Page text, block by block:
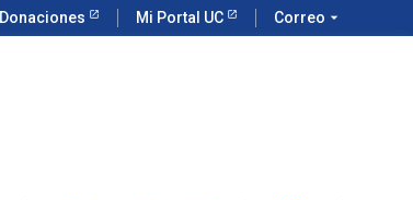
Donaciones Mi Portal UC Correo arrow_drop_down